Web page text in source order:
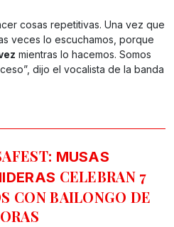
cosas repetitivas. Una vez que
veces lo escuchamos, porque
mientras lo hacemos. Somos
dijo el vocalista de la banda
MUSAS
CELEBRAN 7
CON BAILONGO DE